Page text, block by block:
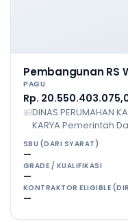
Pembangunan RS
PAGU
Rp.
DINAS PERUMAHAN
KARYA Pemerintah
SBU (DARI SYARAT)
—
GRADE / KUALIFIKASI
—
KONTRAKTOR ELIGIBLE
—